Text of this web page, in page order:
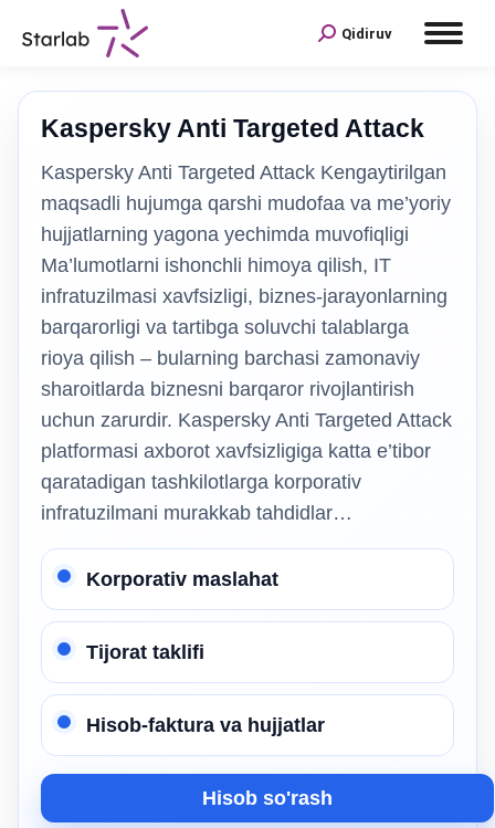
Qidiruv
Kaspersky Anti Targeted Attack
Kaspersky Anti Targeted Attack Kengaytirilgan
maqsadli hujumga qarshi mudofaa va me’yoriy
hujjatlarning yagona yechimda muvofiqligi
Ma’lumotlarni ishonchli himoya qilish, IT
infratuzilmasi xavfsizligi, biznes-jarayonlarning
barqarorligi va tartibga soluvchi talablarga
rioya qilish – bularning barchasi zamonaviy
sharoitlarda biznesni barqaror rivojlantirish
uchun zarurdir. Kaspersky Anti Targeted Attack
platformasi axborot xavfsizligiga katta e’tibor
qaratadigan tashkilotlarga korporativ
infratuzilmani murakkab tahdidlar…
Korporativ maslahat
Tijorat taklifi
Hisob-faktura va hujjatlar
Hisob so'rash